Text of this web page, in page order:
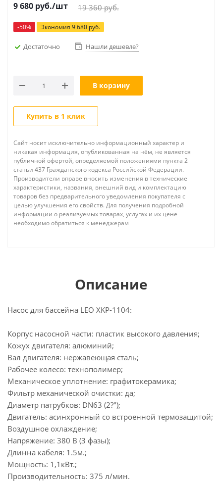
9 680 руб./шт 19 360руб.
-50% Экономия 9 680 руб.
Достаточно Нашли дешевле?
В корзину
Купить в 1 клик
Сайт носит исключительно информационный характер и
никакая информация, опубликованная на нём, не является
публичной офертой, определяемой положениями пункта 2
статьи 437 Гражданского кодекса Российской Федерации.
Производители вправе вносить изменения в технические
характеристики, названия, внешний вид и комплектацию
товаров без предварительного уведомления покупателя с
целью улучшения его свойств. Для получения подробной
информации о реализуемых товарах, услугах и их цене
необходимо обратиться к менеджерам
Описание
Насос для бассейна LEO XKP-1104:
Корпус насосной части: пластик высокого давления;
Кожух двигателя: алюминий;
Вал двигателя: нержавеющая сталь;
Рабочее колесо: технополимер;
Механическое уплотнение: графитокерамика;
Фильтр механической очистки: да;
Диаметр патрубков: DN63 (2?");
Двигатель: асинхронный со встроенной термозащитой;
Воздушное охлаждение;
Напряжение: 380 В (3 фазы);
Длинна кабеля: 1.5м.;
Мощность: 1,1кВт.;
Производительность: 375 л/мин.